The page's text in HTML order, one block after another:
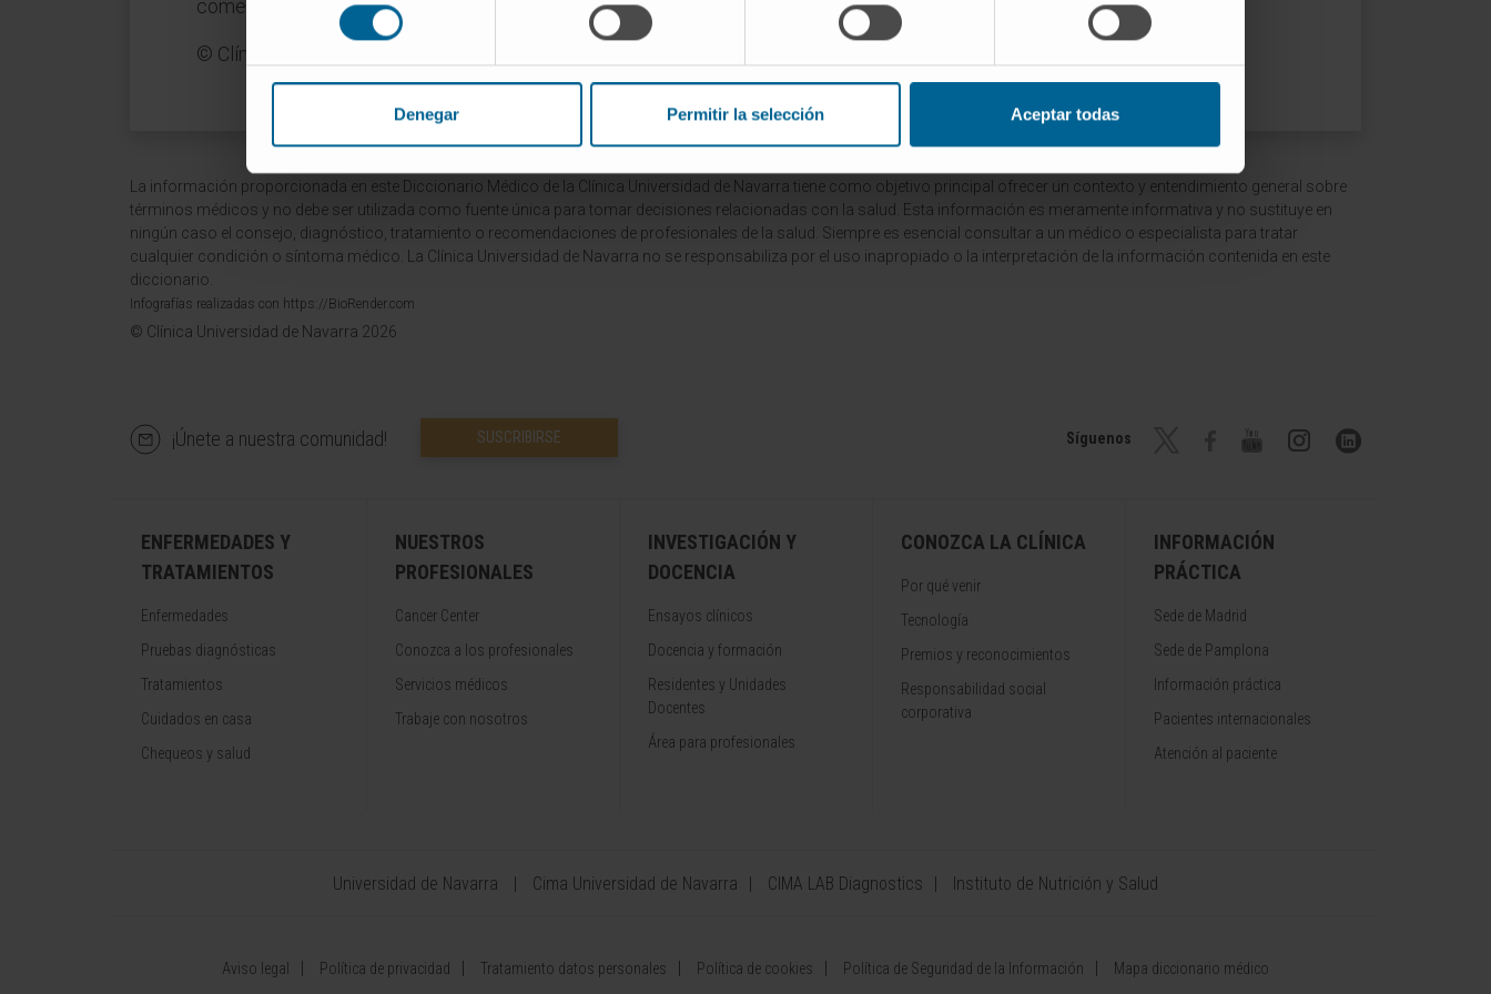
consentimiento
Denegar Permitir la selección Aceptar todas
comenzar a practicar la técnica.
© Clínica Universidad de Navarra 2023
La información proporcionada en este Diccionario Médico de la Clínica Universidad de Navarra tiene como objetivo principal ofrecer un contexto y entendimiento general sobre
términos médicos y no debe ser utilizada como fuente única para tomar decisiones relacionadas con la salud. Esta información es meramente informativa y no sustituye en
ningún caso el consejo, diagnóstico, tratamiento o recomendaciones de profesionales de la salud. Siempre es esencial consultar a un médico o especialista para tratar
cualquier condición o síntoma médico. La Clínica Universidad de Navarra no se responsabiliza por el uso inapropiado o la interpretación de la información contenida en este
diccionario.
Infografías realizadas con https://BioRender.com
© Clínica Universidad de Navarra 2026
¡Únete a nuestra comunidad! SUSCRIBIRSE Síguenos
ENFERMEDADES Y
TRATAMIENTOS
Enfermedades
Pruebas diagnósticas
Tratamientos
Cuidados en casa
Chequeos y salud
NUESTROS
PROFESIONALES
Cancer Center
Conozca a los profesionales
Servicios médicos
Trabaje con nosotros
INVESTIGACIÓN Y
DOCENCIA
Ensayos clínicos
Docencia y formación
Residentes y Unidades
Docentes
Área para profesionales
CONOZCA LA CLÍNICA
Por qué venir
Tecnología
Premios y reconocimientos
Responsabilidad social
corporativa
INFORMACIÓN
PRÁCTICA
Sede de Madrid
Sede de Pamplona
Información práctica
Pacientes internacionales
Atención al paciente
Universidad de Navarra Cima Universidad de Navarra CIMA LAB Diagnostics Instituto de Nutrición y Salud
Aviso legal Política de privacidad Tratamiento datos personales Política de cookies Política de Seguridad de la Información Mapa diccionario médico